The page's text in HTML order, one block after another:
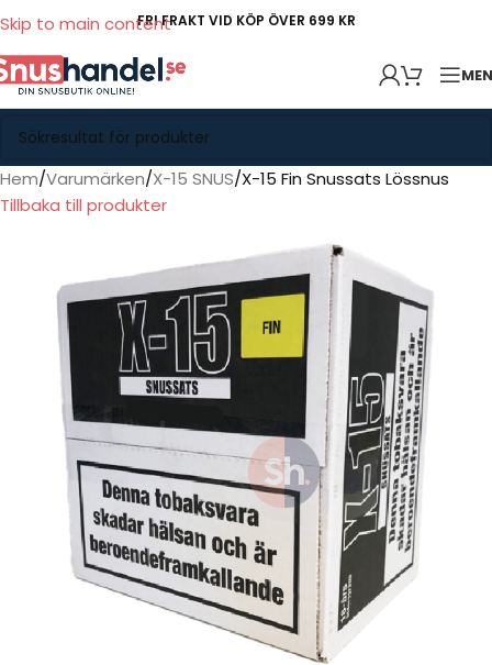
Skip to main contentFRI FRAKT VID KÖP ÖVER 699 KR
Hem Varumärken X-15 SNUS X-15 Fin Snussats Lössnus
Tillbaka till produkter